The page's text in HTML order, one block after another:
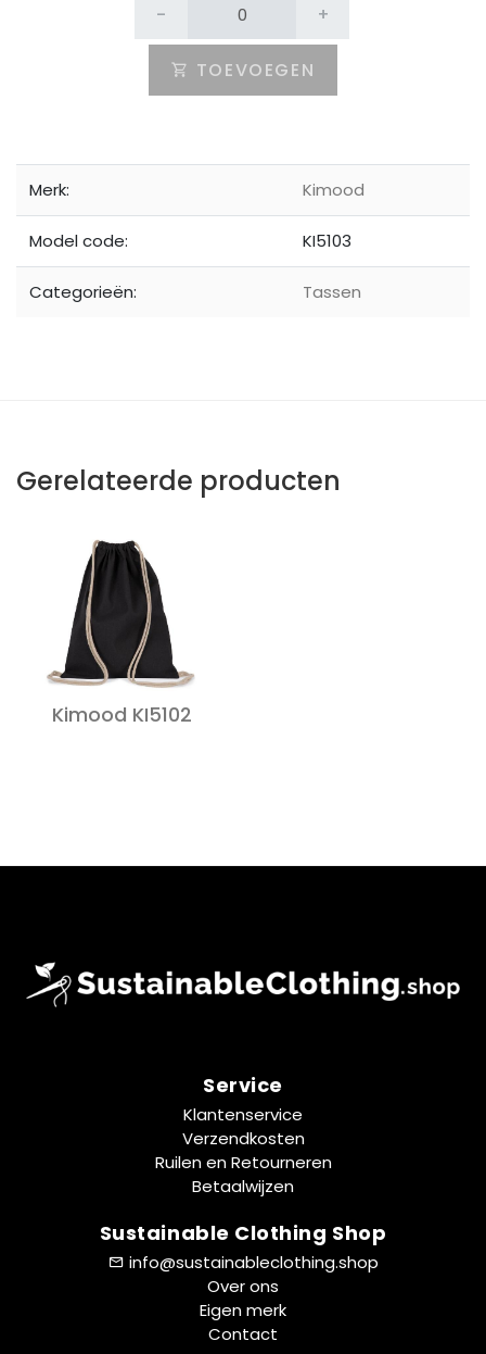
- +
TOEVOEGEN
Merk: Kimood
Model code: KI5103
Categorieën: Tassen
Gerelateerde producten
Kimood KI5102
Service
Klantenservice
Verzendkosten
Ruilen en Retourneren
Betaalwijzen
Sustainable Clothing Shop
info@sustainableclothing.shop
Over ons
Eigen merk
Contact